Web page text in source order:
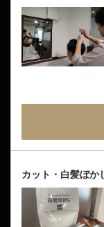
カット・白髪ぼか